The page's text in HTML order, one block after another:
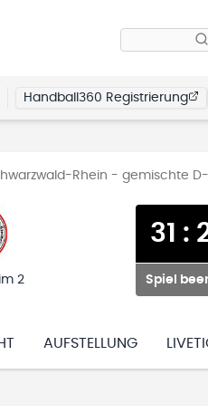
Handball360 Registrierung
Rhein - gemischte
2
31 :
Spiel
AUFSTELLUNG